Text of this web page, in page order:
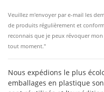
Veuillez m'envoyer par e-mail les
de produits régulièrement et
reconnais que je peux révoquer
tout moment."
Nous expédions le plus
emballages en plastique